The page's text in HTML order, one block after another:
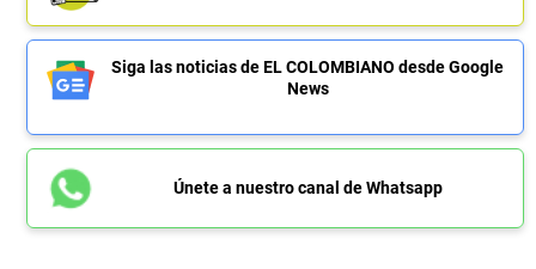
Siga las noticias de EL COLOMBIANO desde Google
News
Únete a nuestro canal de Whatsapp